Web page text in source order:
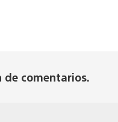
de comentarios.